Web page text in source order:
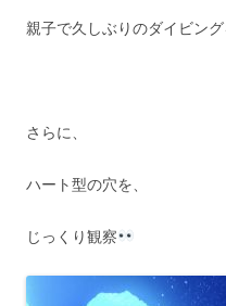
親子で久しぶりのダイビン
さらに、
ハート型の穴を、
じっくり観察